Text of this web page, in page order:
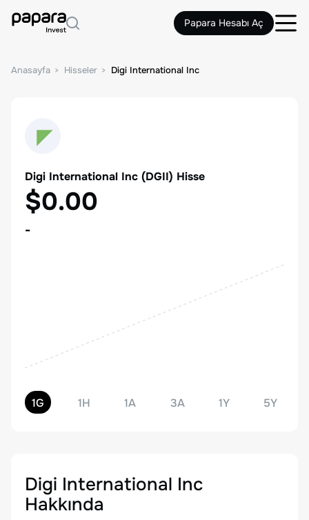
Papara Hesabı Aç
Anasayfa Hisseler Digi International Inc
Digi International Inc (DGII) Hisse
$0.00
-
1G 1H 1A 3A 1Y 5Y
Digi International Inc
Hakkında